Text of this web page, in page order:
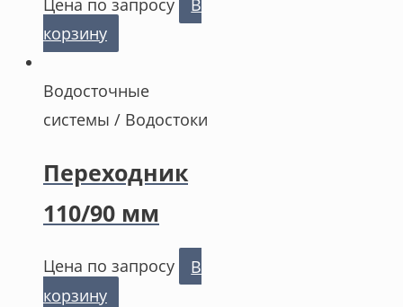
Цена по запросу
В
корзину
Водосточные
системы / Водостоки
Переходник
110/90 мм
Цена по запросу
В
корзину